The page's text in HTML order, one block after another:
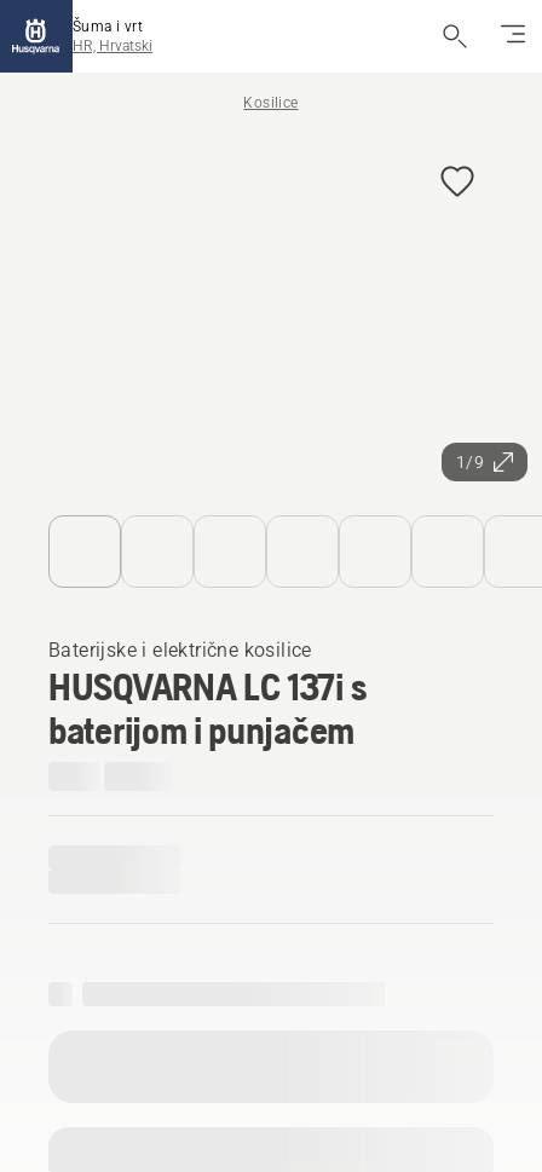
Šuma i vrt
HR, Hrvatski
Kosilice
1/9
Baterijske i električne kosilice
HUSQVARNA LC 137i s
baterijom i punjačem